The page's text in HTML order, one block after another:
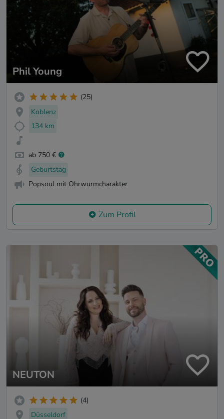
Phil Young
(25)
Koblenz
134 km
ab 750 €
Geburtstag
Popsoul mit Ohrwurmcharakter
Zum Profil
NEUTON
(4)
Düsseldorf